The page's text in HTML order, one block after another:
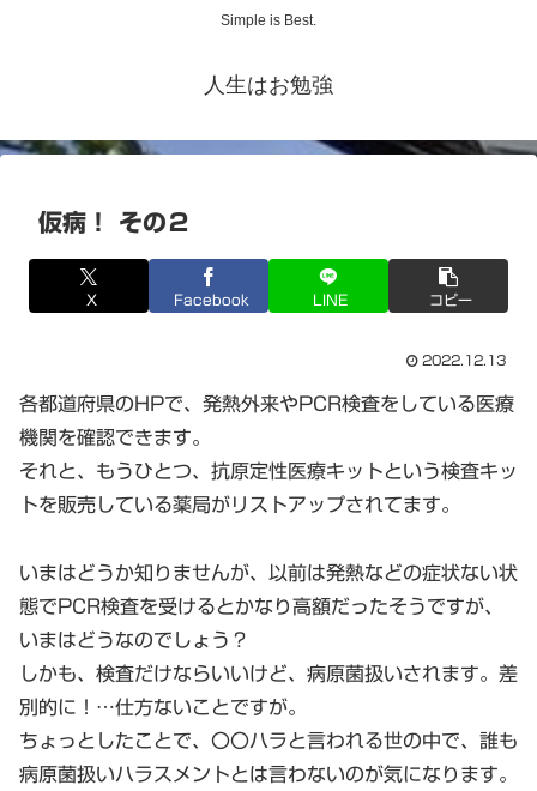
Simple is Best.
人生はお勉強
仮病！ その２
X Facebook LINE コピー
2022.12.13
各都道府県のHPで、発熱外来やPCR検査をしている医療
機関を確認できます。
それと、もうひとつ、抗原定性医療キットという検査キッ
トを販売している薬局がリストアップされてます。
いまはどうか知りませんが、以前は発熱などの症状ない状
態でPCR検査を受けるとかなり高額だったそうですが、
いまはどうなのでしょう？
しかも、検査だけならいいけど、病原菌扱いされます。差
別的に！…仕方ないことですが。
ちょっとしたことで、〇〇ハラと言われる世の中で、誰も
病原菌扱いハラスメントとは言わないのが気になります。